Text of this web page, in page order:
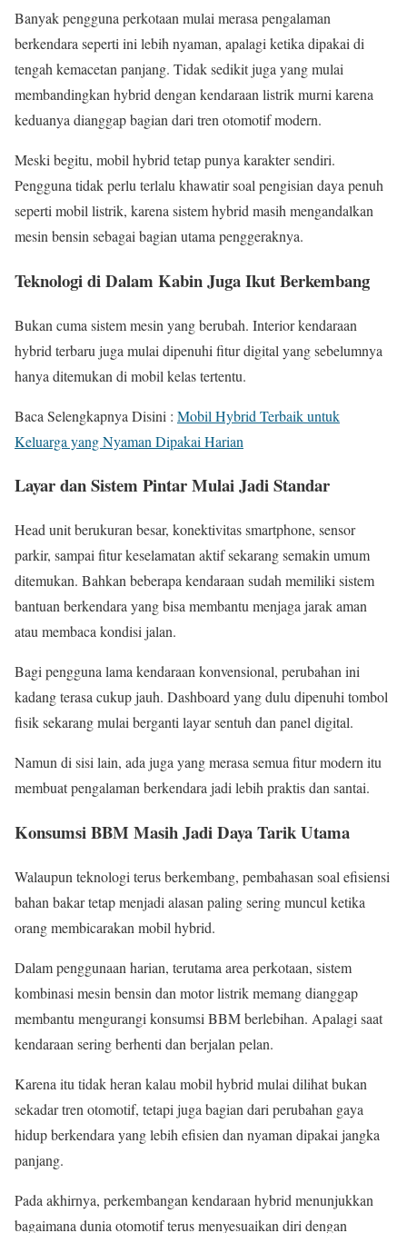
Banyak pengguna perkotaan mulai merasa pengalaman
berkendara seperti ini lebih nyaman, apalagi ketika dipakai di
tengah kemacetan panjang. Tidak sedikit juga yang mulai
membandingkan hybrid dengan kendaraan listrik murni karena
keduanya dianggap bagian dari tren otomotif modern.
Meski begitu, mobil hybrid tetap punya karakter sendiri.
Pengguna tidak perlu terlalu khawatir soal pengisian daya penuh
seperti mobil listrik, karena sistem hybrid masih mengandalkan
mesin bensin sebagai bagian utama penggeraknya.
Teknologi di Dalam Kabin Juga Ikut Berkembang
Bukan cuma sistem mesin yang berubah. Interior kendaraan
hybrid terbaru juga mulai dipenuhi fitur digital yang sebelumnya
hanya ditemukan di mobil kelas tertentu.
Baca Selengkapnya Disini : Mobil Hybrid Terbaik untuk
Keluarga yang Nyaman Dipakai Harian
Layar dan Sistem Pintar Mulai Jadi Standar
Head unit berukuran besar, konektivitas smartphone, sensor
parkir, sampai fitur keselamatan aktif sekarang semakin umum
ditemukan. Bahkan beberapa kendaraan sudah memiliki sistem
bantuan berkendara yang bisa membantu menjaga jarak aman
atau membaca kondisi jalan.
Bagi pengguna lama kendaraan konvensional, perubahan ini
kadang terasa cukup jauh. Dashboard yang dulu dipenuhi tombol
fisik sekarang mulai berganti layar sentuh dan panel digital.
Namun di sisi lain, ada juga yang merasa semua fitur modern itu
membuat pengalaman berkendara jadi lebih praktis dan santai.
Konsumsi BBM Masih Jadi Daya Tarik Utama
Walaupun teknologi terus berkembang, pembahasan soal efisiensi
bahan bakar tetap menjadi alasan paling sering muncul ketika
orang membicarakan mobil hybrid.
Dalam penggunaan harian, terutama area perkotaan, sistem
kombinasi mesin bensin dan motor listrik memang dianggap
membantu mengurangi konsumsi BBM berlebihan. Apalagi saat
kendaraan sering berhenti dan berjalan pelan.
Karena itu tidak heran kalau mobil hybrid mulai dilihat bukan
sekadar tren otomotif, tetapi juga bagian dari perubahan gaya
hidup berkendara yang lebih efisien dan nyaman dipakai jangka
panjang.
Pada akhirnya, perkembangan kendaraan hybrid menunjukkan
bagaimana dunia otomotif terus menyesuaikan diri dengan